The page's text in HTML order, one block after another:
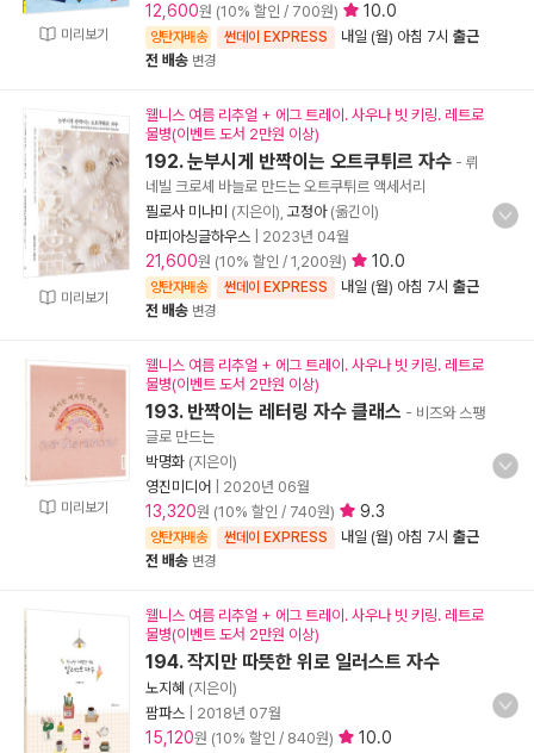
미리보기
12,600원 (10% 할인 / 700원) 10.0
양탄자배송 썬데이 EXPRESS 내일 (월) 아침 7시 출근
전 배송 변경
미리보기
웰니스 여름 리추얼 + 에그 트레이. 사우나 빗 키링. 레트로
물병(이벤트 도서 2만원 이상)
192. 눈부시게 반짝이는 오트쿠튀르 자수 - 뤼
네빌 크로셰 바늘로 만드는 오트쿠튀르 액세서리
필로사 미나미 (지은이), 고정아(옮긴이)
마피아싱글하우스
2023년 04월
21,600원 (10% 할인 / 1,200원) 10.0
양탄자배송 썬데이 EXPRESS 내일 (월) 아침 7시 출근
전 배송 변경
미리보기
웰니스 여름 리추얼 + 에그 트레이. 사우나 빗 키링. 레트로
물병(이벤트 도서 2만원 이상)
193. 반짝이는 레터링 자수 클래스 - 비즈와 스팽
글로 만드는
박명화 (지은이)
영진미디어
2020년 06월
13,320원 (10% 할인 / 740원) 9.3
양탄자배송 썬데이 EXPRESS 내일 (월) 아침 7시 출근
전 배송 변경
웰니스 여름 리추얼 + 에그 트레이. 사우나 빗 키링. 레트로
물병(이벤트 도서 2만원 이상)
194. 작지만 따뜻한 위로 일러스트 자수
노지혜 (지은이)
팜파스
2018년 07월
15,120원 (10% 할인 / 840원) 10.0